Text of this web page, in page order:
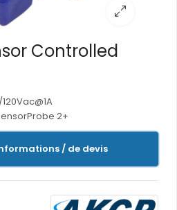
Controlled
2+
/ de devis